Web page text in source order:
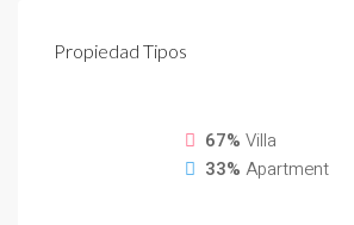
Propiedad Tipos
67% Villa
33% Apartment